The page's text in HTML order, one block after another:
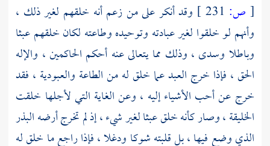
[ ص:
وقد أنكر على من زعم أنه خلقهم لغير ذلك ،
وأنهم لو خلقوا لغير عبادته وتوحيده وطاعته لكان خلقهم عبثا
وباطلا وسدى ، وذلك مما يتعالى عنه أحكم الحاكمين ، والإله
الحق ، فإذا خرج العبد عما خلق له من الطاعة والعبودية ، فقد
خرج عن أحب الأشياء إليه ، وعن الغاية التي لأجلها خلقت
الخليقة ، وصار كأنه خلق عبثا لغير شيء ، إذ لم تخرج أرضه البذر
الذي وضع فيها ، بل قلبته شوكا ودغلا ، فإذا راجع ما خلق له